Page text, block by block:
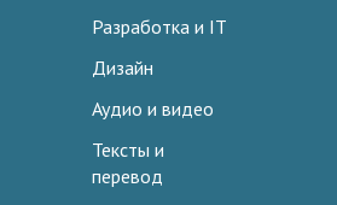
Разработка и IT
Дизайн
Аудио и видео
Тексты и
перевод